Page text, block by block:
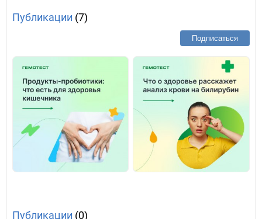
Публикации (7)
Подписаться
Публикации (0)